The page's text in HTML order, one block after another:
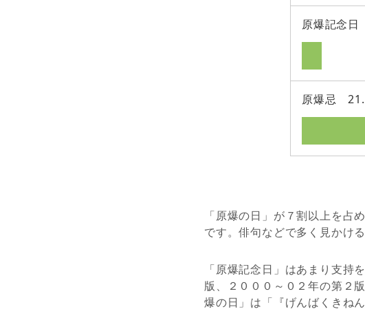
原爆記念
原爆忌
「原爆の日」が７割以上を占
です。俳句などで多く見かけ
「原爆記念日」はあまり支持
版、２０００～０２年の第２
爆の日」は「『げんばくきね